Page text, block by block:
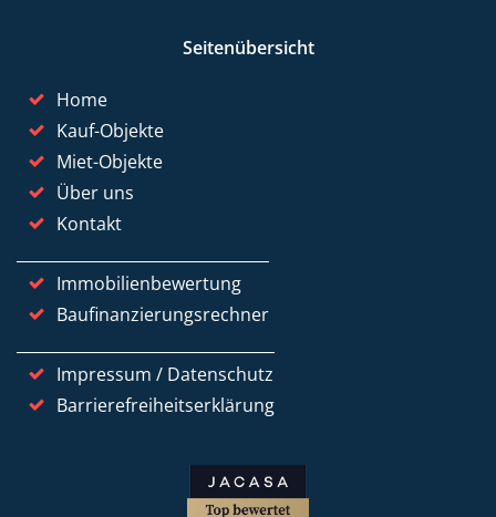
Seitenübersicht
Home
Kauf-Objekte
Miet-Objekte
Über uns
Kontakt
Immobilienbewertung
Baufinanzierungsrechner
Impressum / Datenschutz
Barrierefreiheitserklärung